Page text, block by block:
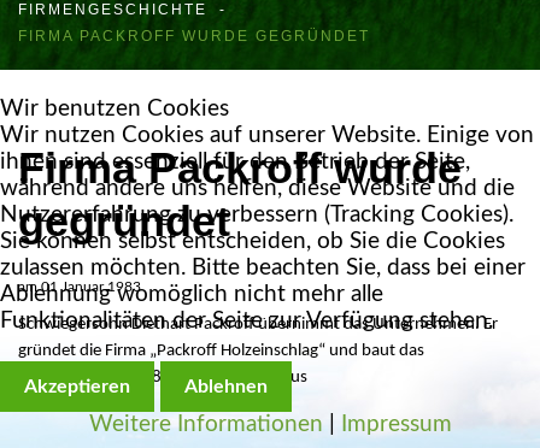
FIRMENGESCHICHTE
-
FIRMA PACKROFF WURDE GEGRÜNDET
Firma Packroff wurde
gegründet
am 01 Januar 1983
Schwiegersohn Diethart Packroff übernimmt das Unternehmen. Er
gründet die Firma „Packroff Holzeinschlag“ und baut das
Unternehmen mit 8 Mitarbeitenden aus
Wir benutzen Cookies
Wir nutzen Cookies auf unserer Website. Einige von
ihnen sind essenziell für den Betrieb der Seite,
während andere uns helfen, diese Website und die
Nutzererfahrung zu verbessern (Tracking Cookies).
Sie können selbst entscheiden, ob Sie die Cookies
zulassen möchten. Bitte beachten Sie, dass bei einer
Ablehnung womöglich nicht mehr alle
Funktionalitäten der Seite zur Verfügung stehen.
Akzeptieren Ablehnen
Weitere Informationen Impressum